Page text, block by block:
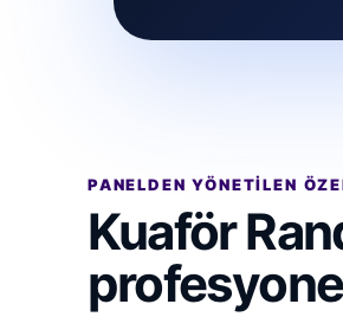
PANELDEN YÖNETILEN
Kuaför